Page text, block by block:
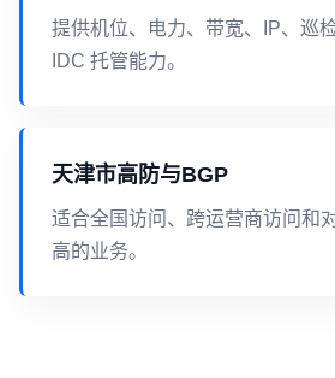
提供机位、电力、带宽、IP、巡
IDC 托管能力。
天津市高防与BGP
适合全国访问、跨运营商访问和
高的业务。